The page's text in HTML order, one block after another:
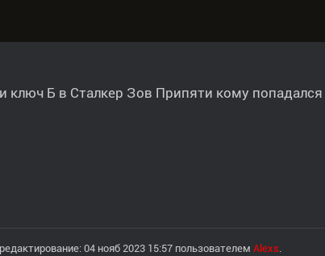
ключ Б в Сталкер Зов Припяти кому
04 нояб 2023 15:57 пользователем Alexs.